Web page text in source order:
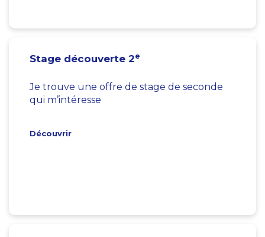
Stage découverte 2e
Je trouve une offre de stage de seconde
qui m’intéresse
Découvrir